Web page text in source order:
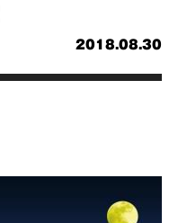
2018.08.30